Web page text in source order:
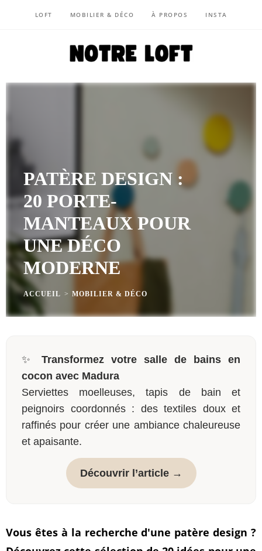
LOFT MOBILIER & DÉCO À PROPOS INSTA
PATÈRE DESIGN :
20 PORTE-
MANTEAUX POUR
UNE DÉCO
MODERNE
ACCUEIL > MOBILIER & DÉCO
✨ Transformez votre salle de bains en
cocon avec Madura
Serviettes moelleuses, tapis de bain et
peignoirs coordonnés : des textiles doux et
raffinés pour créer une ambiance chaleureuse
et apaisante.
Découvrir l’article →
Vous êtes à la recherche d'une patère design ?